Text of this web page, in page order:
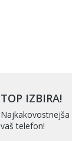
TOP IZBIRA!
Najkakovostnejša
vaš telefon!